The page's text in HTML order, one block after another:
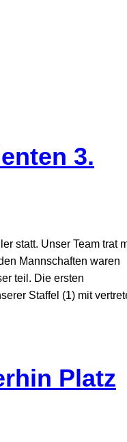
3.
statt. Unser Team trat
Mannschaften waren
teil. Die ersten
Staffel (1) mit
Platz